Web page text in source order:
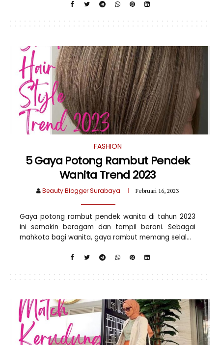
FASHION
5 Gaya Potong Rambut Pendek
Wanita Trend 2023
Beauty Blogger Surabaya Februari 16, 2023
Gaya potong rambut pendek wanita di tahun 2023
ini semakin beragam dan tampil berani. Sebagai
mahkota bagi wanita, gaya rambut memang selal...